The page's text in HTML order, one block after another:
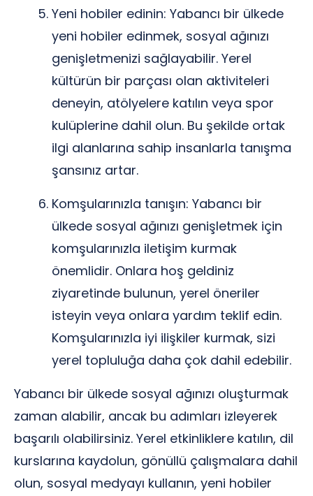
Yeni hobiler edinin: Yabancı bir ülkede
yeni hobiler edinmek, sosyal ağınızı
genişletmenizi sağlayabilir. Yerel
kültürün bir parçası olan aktiviteleri
deneyin, atölyelere katılın veya spor
kulüplerine dahil olun. Bu şekilde ortak
ilgi alanlarına sahip insanlarla tanışma
şansınız artar.
Komşularınızla tanışın: Yabancı bir
ülkede sosyal ağınızı genişletmek için
komşularınızla iletişim kurmak
önemlidir. Onlara hoş geldiniz
ziyaretinde bulunun, yerel öneriler
isteyin veya onlara yardım teklif edin.
Komşularınızla iyi ilişkiler kurmak, sizi
yerel topluluğa daha çok dahil edebilir.
Yabancı bir ülkede sosyal ağınızı oluşturmak
zaman alabilir, ancak bu adımları izleyerek
başarılı olabilirsiniz. Yerel etkinliklere katılın, dil
kurslarına kaydolun, gönüllü çalışmalara dahil
olun, sosyal medyayı kullanın, yeni hobiler